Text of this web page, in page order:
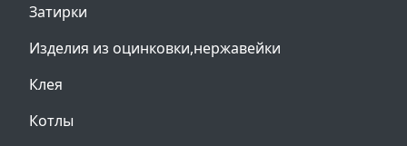
Затирки
Изделия из оцинковки,нержавейки
Клея
Котлы